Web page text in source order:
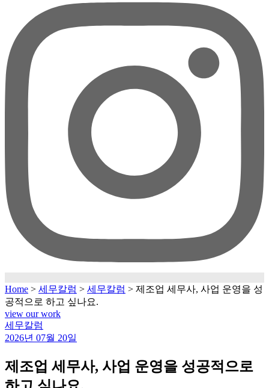
Home > 세무칼럼 > 세무칼럼 > 제조업 세무사, 사업 운영을 성
공적으로 하고 싶나요.
view our work
Categories
세무칼럼
2026년 07월 20일
제조업 세무사, 사업 운영을 성공적으로